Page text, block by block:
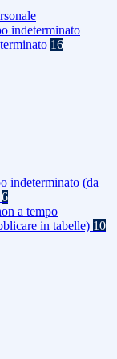
indeterminato
16
indeterminato (da
6
a tempo
in tabelle) 10